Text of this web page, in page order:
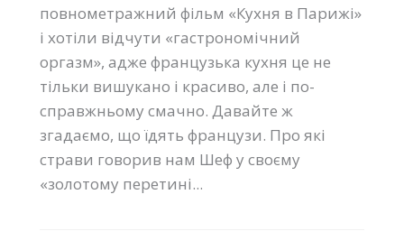
повнометражний фільм «Кухня в Парижі»
і хотіли відчути «гастрономічний
оргазм», адже французька кухня це не
тільки вишукано і красиво, але і по-
справжньому смачно. Давайте ж
згадаємо, що їдять французи. Про які
страви говорив нам Шеф у своєму
«золотому перетині...